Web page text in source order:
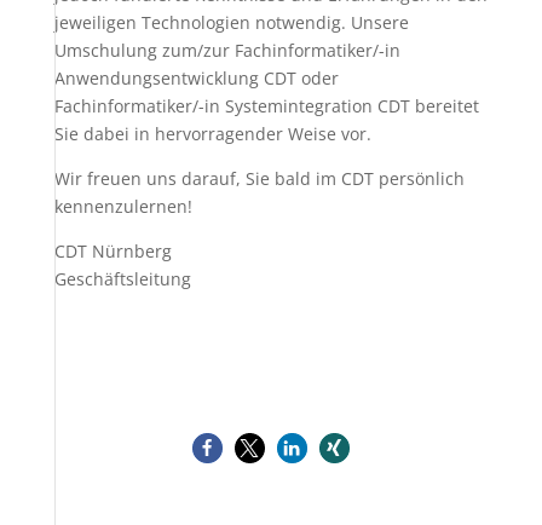
jeweiligen Technologien notwendig. Unsere
Umschulung zum/zur Fachinformatiker/-in
Anwendungsentwicklung CDT oder
Fachinformatiker/-in Systemintegration CDT bereitet
Sie dabei in hervorragender Weise vor.
Wir freuen uns darauf, Sie bald im CDT persönlich
kennenzulernen!
CDT Nürnberg
Geschäftsleitung